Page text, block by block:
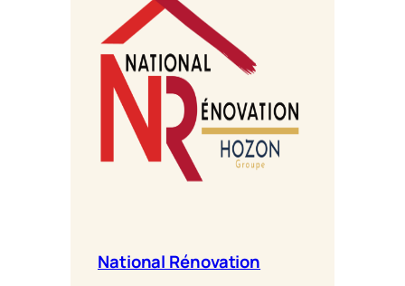
National Rénovation